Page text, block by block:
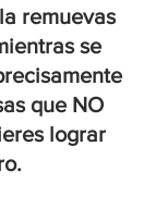
remuevas
se
que NO
lograr